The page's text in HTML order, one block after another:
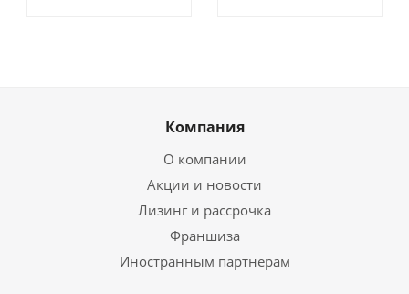
Компания
О компании
Акции и новости
Лизинг и рассрочка
Франшиза
Иностранным партнерам